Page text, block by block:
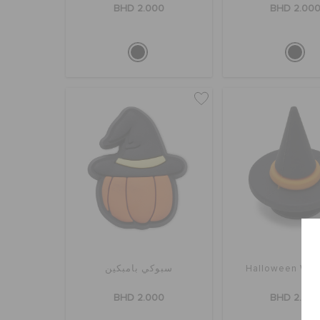
BHD 2.000
BHD 2.000
Halloween
BHD 2.000
سبوكي بامبكين
BHD 2.000